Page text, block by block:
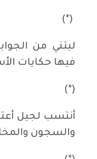
(*)
ليتني من
فيها حكايات
(*)
أنتسب لجيل
والسجون